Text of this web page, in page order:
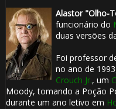
Alastor "Olho-
funcionário do
duas versões
Foi professor
no ano de
Crouch Jr., um
Moody, tomando a Poção
durante um ano letivo em